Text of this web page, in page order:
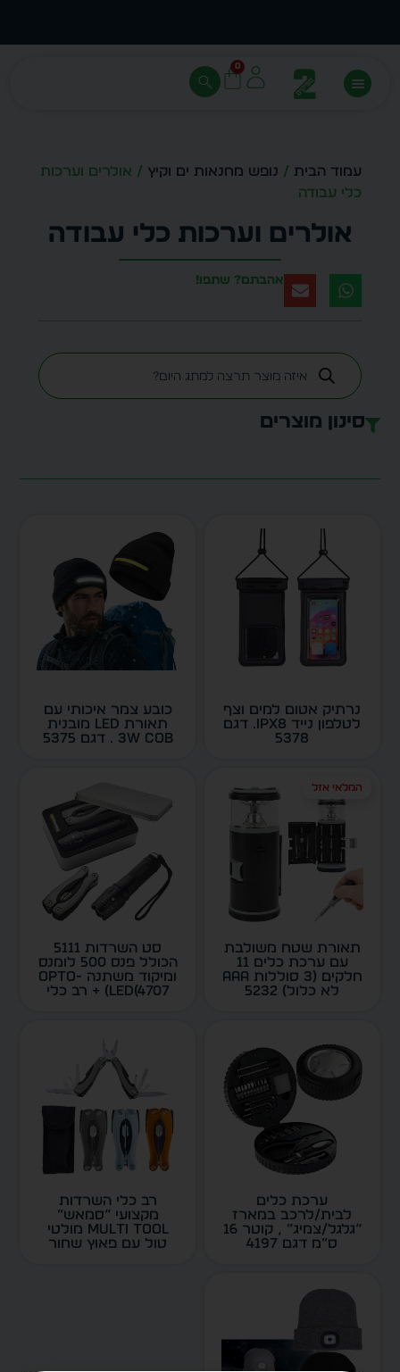
0
עמוד הבית / נופש מחנאות ים וקיץ / אולרים וערכות
כלי עבודה
אולרים וערכות כלי עבודה
אהבתם? שתפו!
סינון מוצרים
נרתיק אטום למים וצף
לטלפון נייד IPX8. דגם
5378
כובע צמר איכותי עם
תאורת LED מובנית
3W COB . דגם 5375
המלאי אזל
תאורת שטח משולבת
עם ערכת כלים 11
חלקים (3 סוללות AAA
לא כלול) 5232
סט השרדות 5111
הכולל פנס 500 לומנס
ומיקוד משתנה OPTO-
LED(4707) + רב כלי
ערכת כלים
לבית/לרכב במארז
“גלגל/צמיג” , קוטר 16
ס”מ דגם 4197
רב כלי השרדות
מקצועי “סמאש”
MULTI TOOL מולטי
טול עם פאוץ שחור